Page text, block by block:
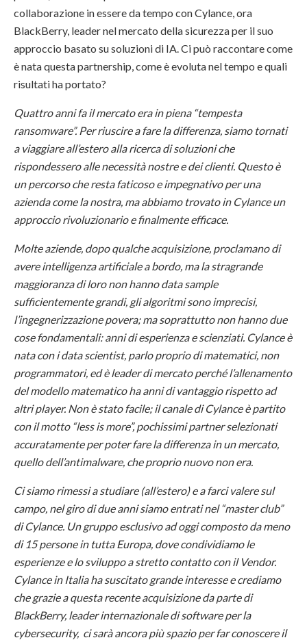
collaborazione in essere da tempo con Cylance, ora
BlackBerry, leader nel mercato della sicurezza per il suo
approccio basato su soluzioni di IA. Ci può raccontare come
è nata questa partnership, come è evoluta nel tempo e quali
risultati ha portato?
Quattro anni fa il mercato era in piena “tempesta
ransomware”. Per riuscire a fare la differenza, siamo tornati
a viaggiare all’estero alla ricerca di soluzioni che
rispondessero alle necessità nostre e dei clienti. Questo è
un percorso che resta faticoso e impegnativo per una
azienda come la nostra, ma abbiamo trovato in Cylance un
approccio rivoluzionario e finalmente efficace.
Molte aziende, dopo qualche acquisizione, proclamano di
avere intelligenza artificiale a bordo, ma la stragrande
maggioranza di loro non hanno data sample
sufficientemente grandi, gli algoritmi sono imprecisi,
l’ingegnerizzazione povera; ma soprattutto non hanno due
cose fondamentali: anni di esperienza e scienziati. Cylance è
nata con i data scientist, parlo proprio di matematici, non
programmatori, ed è leader di mercato perché l’allenamento
del modello matematico ha anni di vantaggio rispetto ad
altri player. Non è stato facile; il canale di Cylance è partito
con il motto “less is more”, pochissimi partner selezionati
accuratamente per poter fare la differenza in un mercato,
quello dell’antimalware, che proprio nuovo non era.
Ci siamo rimessi a studiare (all’estero) e a farci valere sul
campo, nel giro di due anni siamo entrati nel “master club”
di Cylance. Un gruppo esclusivo ad oggi composto da meno
di 15 persone in tutta Europa, dove condividiamo le
esperienze e lo sviluppo a stretto contatto con il Vendor.
Cylance in Italia ha suscitato grande interesse e crediamo
che grazie a questa recente acquisizione da parte di
BlackBerry, leader internazionale di software per la
cybersecurity, ci sarà ancora più spazio per far conoscere il